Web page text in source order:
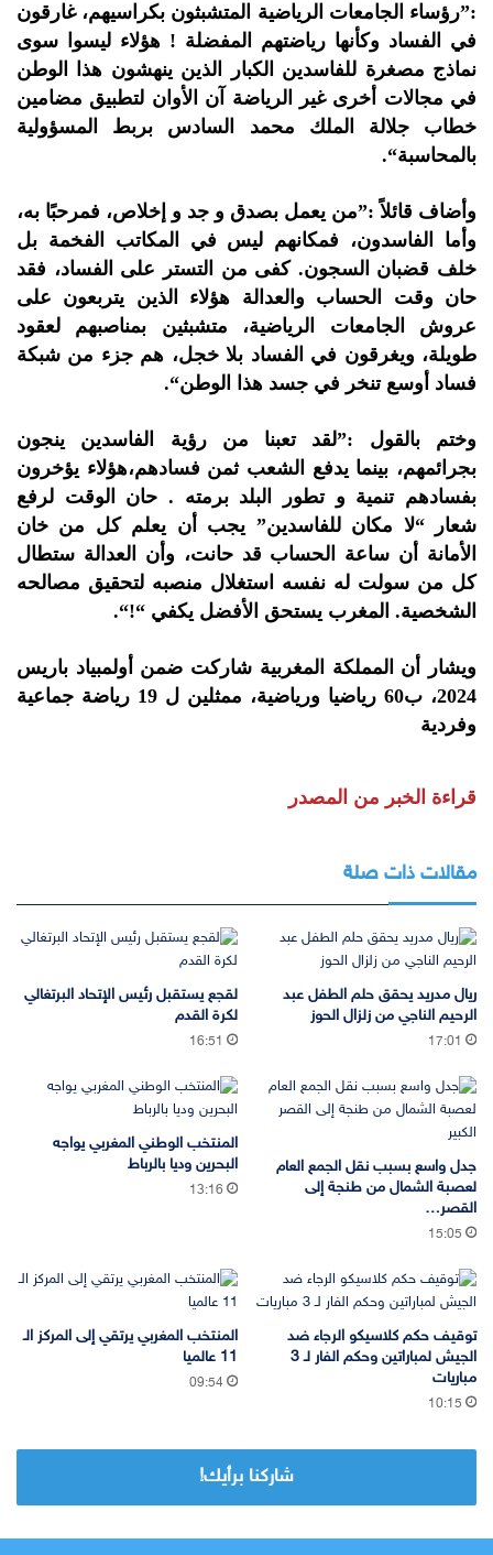
:”رؤساء الجامعات الرياضية المتشبثون بكراسيهم، غارقون
في الفساد وكأنها رياضتهم المفضلة ! هؤلاء ليسوا سوى
نماذج مصغرة للفاسدين الكبار الذين ينهشون هذا الوطن
في مجالات أخرى غير الرياضة آن الأوان لتطبيق مضامين
خطاب جلالة الملك محمد السادس بربط المسؤولية
بالمحاسبة“.
وأضاف قائلاً :”من يعمل بصدق و جد و إخلاص، فمرحبًا به،
وأما الفاسدون، فمكانهم ليس في المكاتب الفخمة بل
خلف قضبان السجون. كفى من التستر على الفساد، فقد
حان وقت الحساب والعدالة هؤلاء الذين يتربعون على
عروش الجامعات الرياضية، متشبثين بمناصبهم لعقود
طويلة، ويغرقون في الفساد بلا خجل، هم جزء من شبكة
فساد أوسع تنخر في جسد هذا الوطن“.
وختم بالقول :”لقد تعبنا من رؤية الفاسدين ينجون
بجرائمهم، بينما يدفع الشعب ثمن فسادهم،هؤلاء يؤخرون
بفسادهم تنمية و تطور البلد برمته . حان الوقت لرفع
شعار “لا مكان للفاسدين” يجب أن يعلم كل من خان
الأمانة أن ساعة الحساب قد حانت، وأن العدالة ستطال
كل من سولت له نفسه استغلال منصبه لتحقيق مصالحه
الشخصية. المغرب يستحق الأفضل يكفي “!“.
ويشار أن المملكة المغربية شاركت ضمن أولمبياد باريس
2024، ب60 رياضيا ورياضية، ممثلين ل 19 رياضة جماعية
وفردية
قراءة الخبر من المصدر
مقالات ذات صلة
ريال مدريد يحقق حلم الطفل عبد
الرحيم الناجي من زلزال الحوز
17:01
لقجع يستقبل رئيس الإتحاد البرتغالي
لكرة القدم
16:51
جدل واسع بسبب نقل الجمع العام
لعصبة الشمال من طنجة إلى
القصر…
15:05
المنتخب الوطني المغربي يواجه
البحرين وديا بالرباط
13:16
توقيف حكم كلاسيكو الرجاء ضد
الجيش لمباراتين وحكم الفار لـ 3
مباريات
10:15
المنتخب المغربي يرتقي إلى المركز الـ
11 عالميا
09:54
شاركنا برأيك!